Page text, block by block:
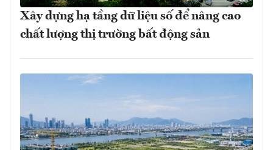
Xây dựng hạ tầng dữ liệu số để nâng cao
chất lượng thị trường bất động sản